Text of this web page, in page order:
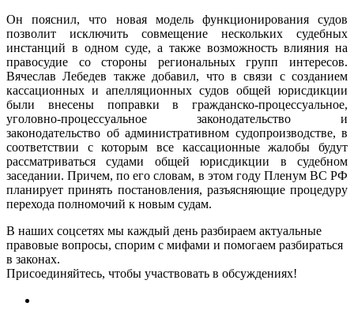
Он пояснил, что новая модель функционирования судов
позволит исключить совмещение нескольких судебных
инстанций в одном суде, а также возможность влияния на
правосудие со стороны региональных групп интересов.
Вячеслав Лебедев также добавил, что в связи с созданием
кассационных и апелляционных судов общей юрисдикции
были внесены поправки в гражданско-процессуальное,
уголовно-процессуальное законодательство и
законодательство об административном судопроизводстве, в
соответствии с которым все кассационные жалобы будут
рассматриваться судами общей юрисдикции в судебном
заседании. Причем, по его словам, в этом году Пленум ВС РФ
планирует принять постановления, разъясняющие процедуру
перехода полномочий к новым судам.
В наших соцсетях мы каждый день разбираем актуальные
правовые вопросы, спорим с мифами и помогаем разбираться
в законах.
Присоединяйтесь, чтобы участвовать в обсуждениях!